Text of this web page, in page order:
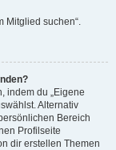
Mitglied suchen“.
indem du „Eigene
Alternativ
Bereich
Profilseite
dir erstellen Themen